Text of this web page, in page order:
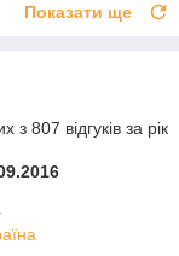
Показати ще
з 807 відгуків за рік